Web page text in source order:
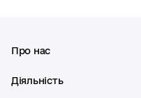
Про нас
Діяльність